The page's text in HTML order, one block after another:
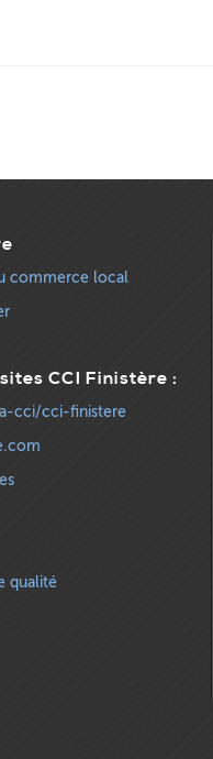
commerce local
CCI Finistère :
cci/cci-finistere
qualité